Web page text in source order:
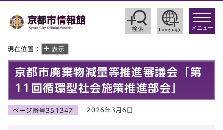
toggle
メニュー
現在位置： 表示
京都市廃棄物減量等推進審議会「第
11回循環型社会施策推進部会」
ページ番号351347 2026年3月6日